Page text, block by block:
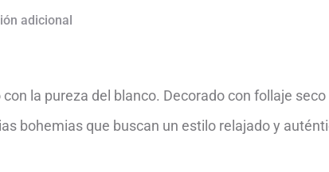
adicional
la pureza del blanco. Decorado con follaje
bohemias que buscan un estilo relajado y